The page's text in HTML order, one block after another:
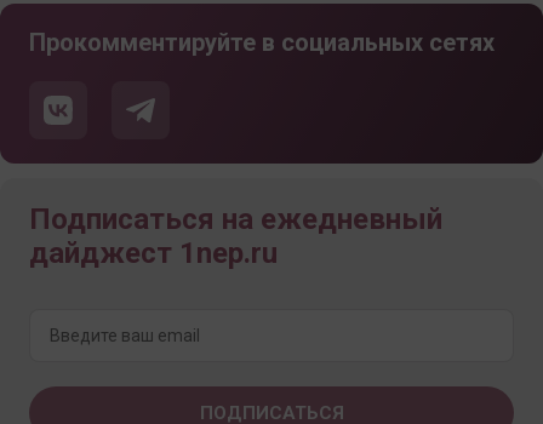
Прокомментируйте в социальных сетях
Подписаться на ежедневный
дайджест 1nep.ru